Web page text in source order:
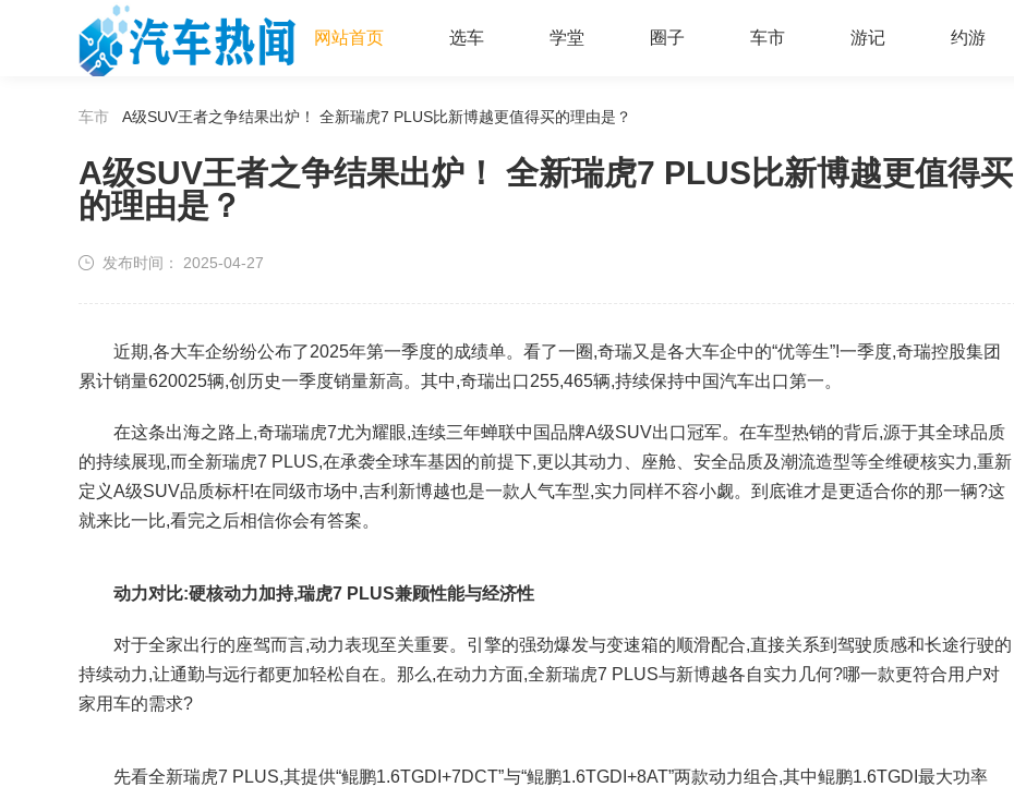
网站首页 选车 学堂 圈子 车市 游记 约游
车市 A级SUV王者之争结果出炉！ 全新瑞虎7 PLUS比新博越更值得买的理由是？
A级SUV王者之争结果出炉！ 全新瑞虎7 PLUS比新博越更值得买
的理由是？
发布时间： 2025-04-27
近期,各大车企纷纷公布了2025年第一季度的成绩单。看了一圈,奇瑞又是各大车企中的“优等生”!一季度,奇瑞控股集团
累计销量620025辆,创历史一季度销量新高。其中,奇瑞出口255,465辆,持续保持中国汽车出口第一。
在这条出海之路上,奇瑞瑞虎7尤为耀眼,连续三年蝉联中国品牌A级SUV出口冠军。在车型热销的背后,源于其全球品质
的持续展现,而全新瑞虎7 PLUS,在承袭全球车基因的前提下,更以其动力、座舱、安全品质及潮流造型等全维硬核实力,重新
定义A级SUV品质标杆!在同级市场中,吉利新博越也是一款人气车型,实力同样不容小觑。到底谁才是更适合你的那一辆?这
就来比一比,看完之后相信你会有答案。
动力对比:硬核动力加持,瑞虎7 PLUS兼顾性能与经济性
对于全家出行的座驾而言,动力表现至关重要。引擎的强劲爆发与变速箱的顺滑配合,直接关系到驾驶质感和长途行驶的
持续动力,让通勤与远行都更加轻松自在。那么,在动力方面,全新瑞虎7 PLUS与新博越各自实力几何?哪一款更符合用户对
家用车的需求?
先看全新瑞虎7 PLUS,其提供“鲲鹏1.6TGDI+7DCT”与“鲲鹏1.6TGDI+8AT”两款动力组合,其中鲲鹏1.6TGDI最大功率